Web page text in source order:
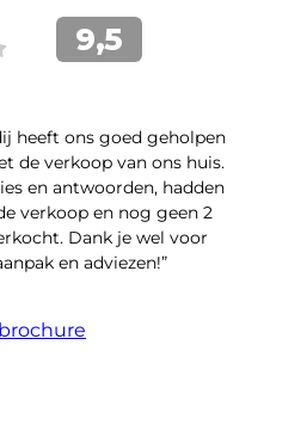
heeft ons goed geholpen
de verkoop van ons huis.
en antwoorden, hadden
verkoop en nog geen 2
Dank je wel voor
en adviezen!”